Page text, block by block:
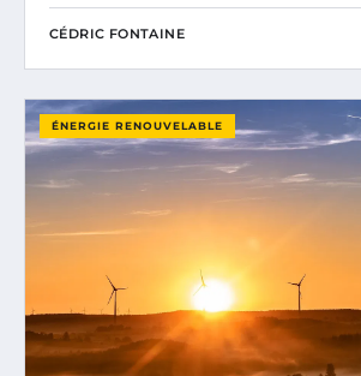
CÉDRIC FONTAINE
ÉNERGIE RENOUVELABLE